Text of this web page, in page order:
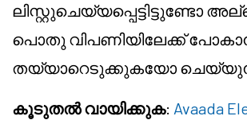
ലിസ്റ്റുചെയ്യപ്പെട്ടിട്ടുണ്ടോ
പൊതു വിപണിയിലേക്ക്
തയ്യാറെടുക്കുകയോ
കൂടുതൽ വായിക്കുക: Avaada